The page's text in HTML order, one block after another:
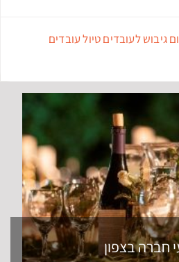
גיבוש לעובדים טיול עובדים
חברה בצפון